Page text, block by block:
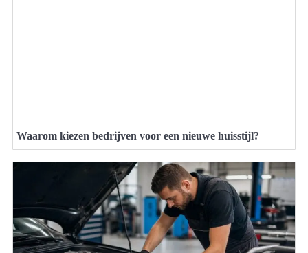
Waarom kiezen bedrijven voor een nieuwe huisstijl?